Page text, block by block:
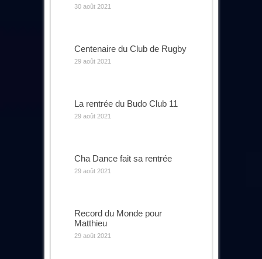
30 août 2021
Centenaire du Club de Rugby
29 août 2021
La rentrée du Budo Club 11
29 août 2021
Cha Dance fait sa rentrée
29 août 2021
Record du Monde pour
Matthieu
29 août 2021